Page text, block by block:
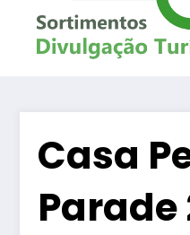
Casa
Parade